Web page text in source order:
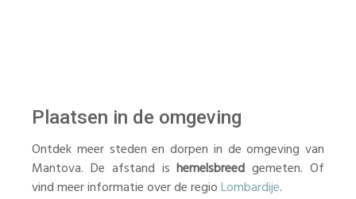
Plaatsen in de omgeving
Ontdek meer steden en dorpen in de omgeving van
Mantova. De afstand ishemelsbreed gemeten. Of
vind meer informatie over de regioLombardije.